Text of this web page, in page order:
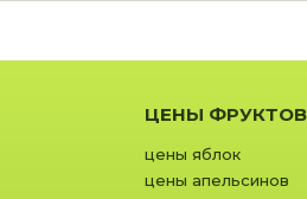
ЦЕНЫ ФРУКТОВ
цены яблок
цены апельсинов